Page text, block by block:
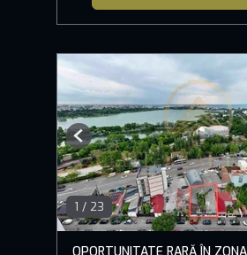
1 / 23
Previous
OPORTUNITATE RARĂ ÎN